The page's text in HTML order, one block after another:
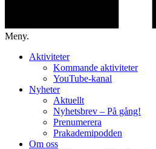
Meny.
Aktiviteter
Kommande aktiviteter
YouTube-kanal
Nyheter
Aktuellt
Nyhetsbrev – På gång!
Prenumerera
Prakademipodden
Om oss